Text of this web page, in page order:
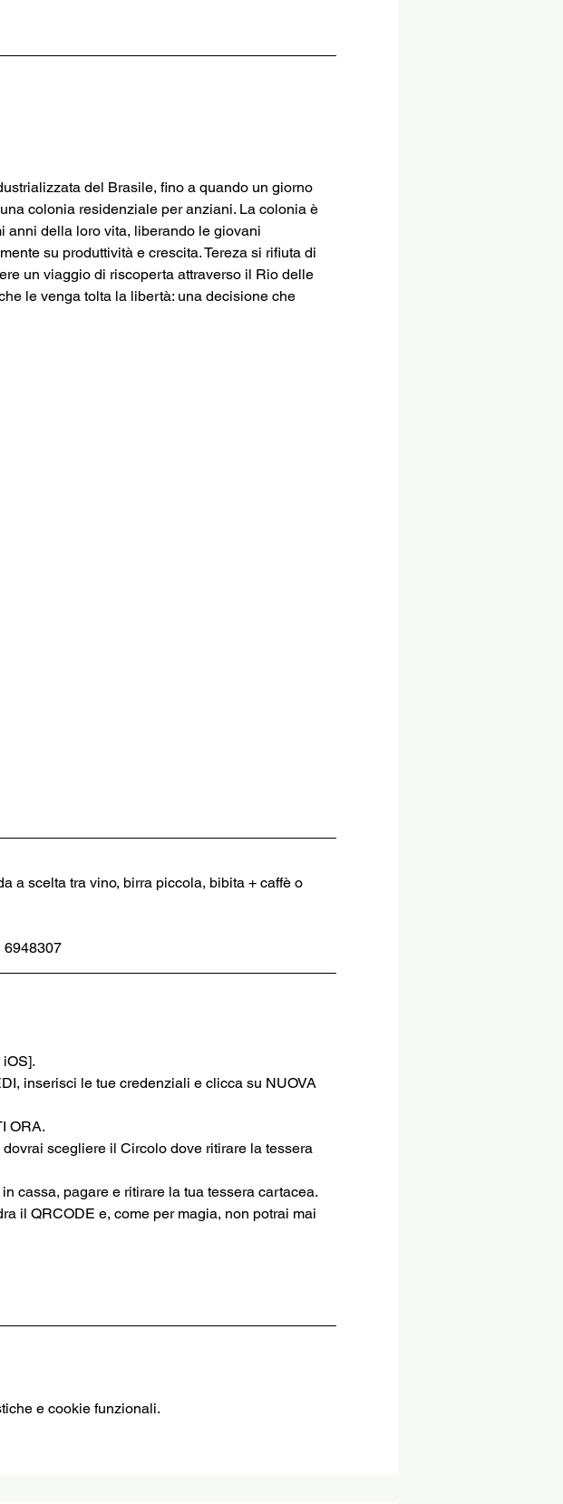
del Brasile, fino a quando un giorno
colonia residenziale per anziani. La colonia è
anni della loro vita, liberando le giovani
su produttività e crescita. Tereza si rifiuta di
un viaggio di riscoperta attraverso il Rio delle
le venga tolta la libertà: una decisione che
a scelta tra vino, birra piccola, bibita + caffè o
inserisci le tue credenziali e clicca su NUOVA
ORA.
scegliere il Circolo dove ritirare la tessera
cassa, pagare e ritirare la tua tessera cartacea.
il QRCODE e, come per magia, non potrai mai
e cookie funzionali.